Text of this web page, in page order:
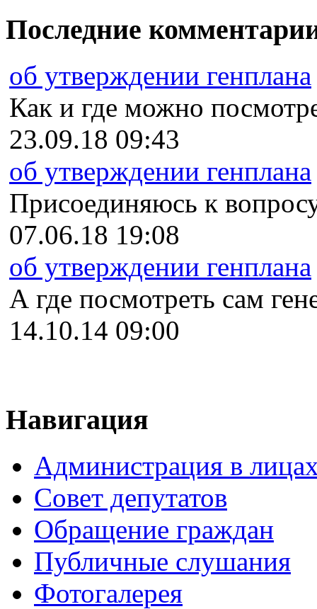
Последние
об утверждении генплана
Как и где можно
23.09.18 09:43
об утверждении генплана
Присоединяюсь к
07.06.18 19:08
об утверждении генплана
А где посмотреть сам
14.10.14 09:00
Навигация
Администрация в
Совет депутатов
Обращение граждан
Публичные слушания
Фотогалерея